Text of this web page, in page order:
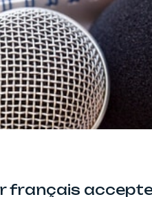
français